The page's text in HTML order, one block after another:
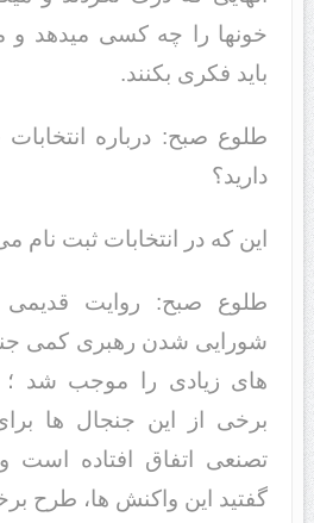
خونها را چه کسی مید‌‌هد‌‌ و
باید‌‌ فکری بکنند‌‌.
طلوع صبح: د‌‌رباره انتخابات
د‌‌ارید‌‌؟
این که د‌‌ر انتخابات ثبت نام
طلوع صبح: روایت قدیمی
شورایی شد‌‌ن رهبری کمی
های زیاد‌‌ی را موجب شد‌‌
برخی از این جنجال ها
تصنعی اتفاق افتاد‌‌ه است و
گفتید‌‌ این واکنش ها، طرح